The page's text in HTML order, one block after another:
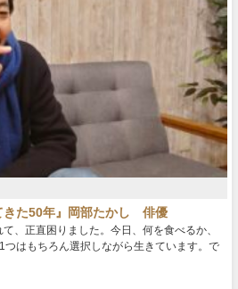
きた50年』岡部たかし 俳優
、正直困りました。今日、何を食べるか、
つはもちろん選択しながら生きています。で